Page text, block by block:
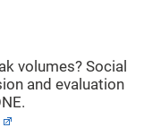
volumes? Social
and evaluation